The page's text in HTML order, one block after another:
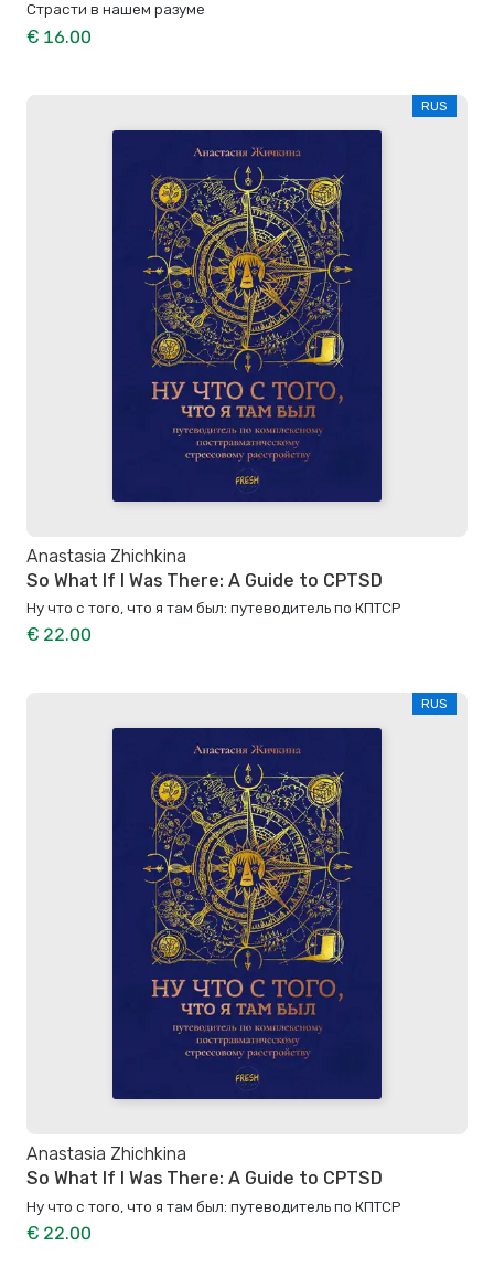
Страсти в нашем разуме
€ 16.00
RUS
Anastasia Zhichkina
So What If I Was There: A Guide to CPTSD
Ну что с того, что я там был: путеводитель по КПТСР
€ 22.00
RUS
Anastasia Zhichkina
So What If I Was There: A Guide to CPTSD
Ну что с того, что я там был: путеводитель по КПТСР
€ 22.00